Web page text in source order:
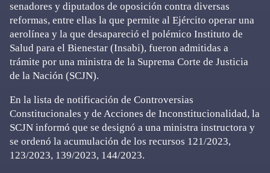
senadores y diputados de oposición contra diversas
reformas, entre ellas la que permite al Ejército operar una
aerolínea y la que desapareció el polémico Instituto de
Salud para el Bienestar (Insabi), fueron admitidas a
trámite por una ministra de la Suprema Corte de Justicia
de la Nación (SCJN).
En la lista de notificación de Controversias
Constitucionales y de Acciones de Inconstitucionalidad, la
SCJN informó que se designó a una ministra instructora y
se ordenó la acumulación de los recursos 121/2023,
123/2023, 139/2023, 144/2023.